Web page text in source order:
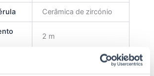
Cerâmica de zircónio
2 m